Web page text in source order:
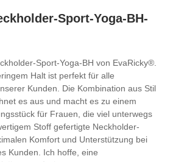
Sport-Yoga-BH-
Sport-Yoga-BH von EvaRicky®.
Halt ist perfekt für alle
Kunden. Die Kombination aus Stil
es aus und macht es zu einem
für Frauen, die viel unterwegs
Stoff gefertigte Neckholder-
Komfort und Unterstützung bei
Kunden. Ich hoffe, eine